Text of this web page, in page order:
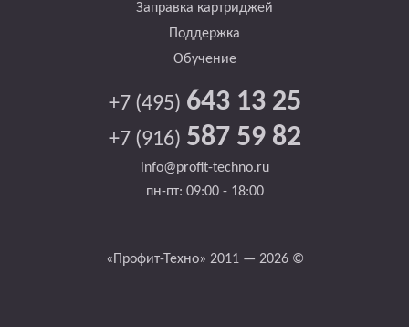
Заправка картриджей
Поддержка
Обучение
+7 (495) 643 13 25
+7 (916) 587 59 82
info@profit-techno.ru
пн-пт: 09:00 - 18:00
«Профит-Техно» 2011 — 2026 ©